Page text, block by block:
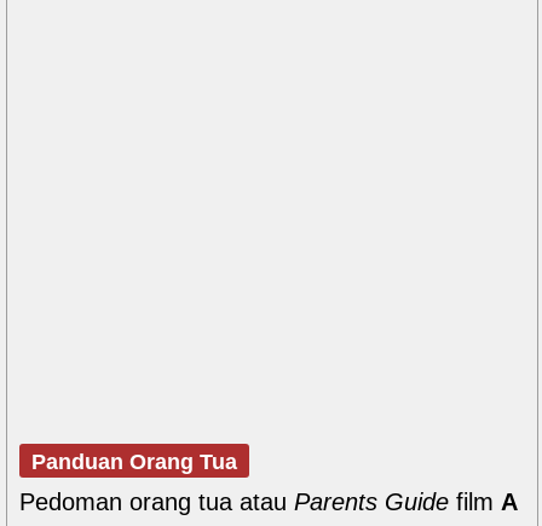
Panduan Orang Tua
Pedoman orang tua atau Parents Guide film A